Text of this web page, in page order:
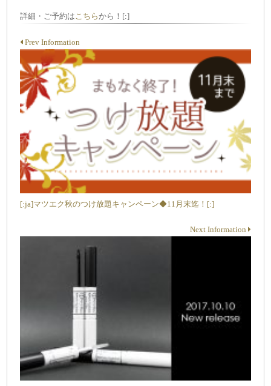
詳細・ご予約はこちらから！[:]
Prev Information
[:ja]マツエク秋のつけ放題キャンペーン◆11月末迄！[:]
Next Information